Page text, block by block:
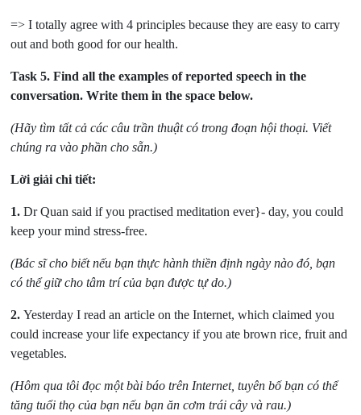
=> I totally agree with 4 principles because they are easy to carry
out and both good for our health.
Task 5. Find all the examples of reported speech in the
conversation. Write them in the space below.
(Hãy tìm tất cả các câu trần thuật có trong đoạn hội thoại. Viết
chúng ra vào phần cho sẵn.)
Lời giải chi tiết:
1. Dr Quan said if you practised meditation ever}- day, you could
keep your mind stress-free.
(Bác sĩ cho biết nếu bạn thực hành thiền định ngày nào đó, bạn
có thể giữ cho tâm trí của bạn được tự do.)
2. Yesterday I read an article on the Internet, which claimed you
could increase your life expectancy if you ate brown rice, fruit and
vegetables.
(Hôm qua tôi đọc một bài báo trên Internet, tuyên bố bạn có thể
tăng tuổi thọ của bạn nếu bạn ăn cơm trái cây và rau.)